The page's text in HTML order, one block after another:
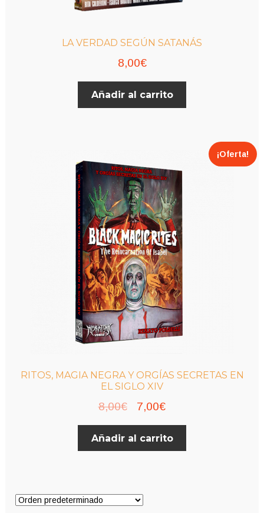
LA VERDAD SEGÚN SATANÁS
8,00€
Añadir al carrito
RITOS, MAGIA NEGRA Y ORGÍAS SECRETAS EN
EL SIGLO XIV
¡Oferta!
8,00€
El
precio
original
7,00€El
precio
actual
Añadir al carrito